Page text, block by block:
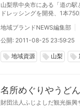
山梨県中央市にある「道の
ドレッシングを開発、1本
地域ブランドNEWS編集部
公開: 2011-08-25 23:59:25
local_offer 地域資源 local_offer 山梨 local_offer
名所めぐりやうど
財団法人ふじよしだ観光振